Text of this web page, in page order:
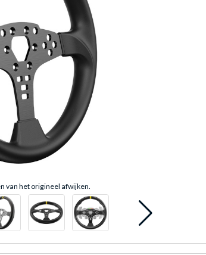
van het origineel afwijken.